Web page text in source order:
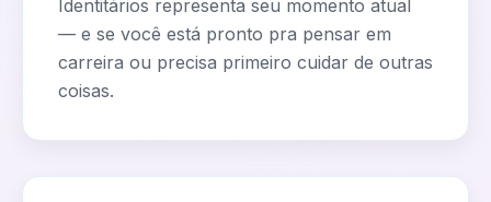
Identitários representa seu momento atual
— e se você está pronto pra pensar em
carreira ou precisa primeiro cuidar de outras
coisas.